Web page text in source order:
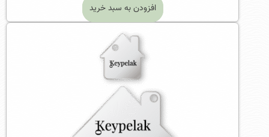
افزودن به سبد خرید